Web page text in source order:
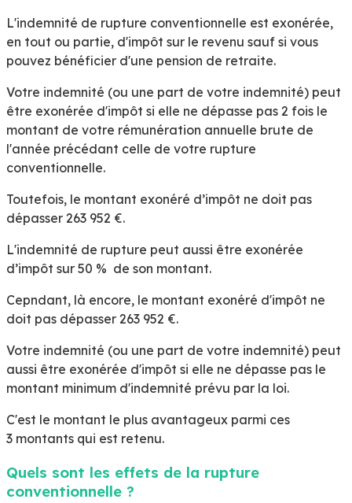
L'indemnité de rupture conventionnelle est exonérée,
en tout ou partie, d'impôt sur le revenu sauf si vous
pouvez bénéficier d'une pension de retraite.
Votre indemnité (ou une part de votre indemnité) peut
être exonérée d'impôt si elle ne dépasse pas 2 fois le
montant de votre rémunération annuelle brute de
l'année précédant celle de votre rupture
conventionnelle.
Toutefois, le montant exonéré d’impôt ne doit pas
dépasser 263 952 €.
L'indemnité de rupture peut aussi être exonérée
d’impôt sur 50 % de son montant.
Cepndant, là encore, le montant exonéré d'impôt ne
doit pas dépasser 263 952 €.
Votre indemnité (ou une part de votre indemnité) peut
aussi être exonérée d'impôt si elle ne dépasse pas le
montant minimum d'indemnité prévu par la loi.
C'est le montant le plus avantageux parmi ces
3 montants qui est retenu.
Quels sont les effets de la rupture
conventionnelle ?